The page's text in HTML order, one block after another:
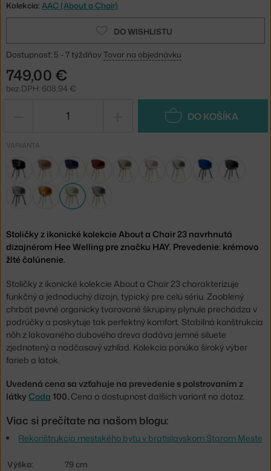
Kolekcia: AAC (About a Chair)
DO WISHLISTU
Dostupnosť: 5 - 7 týždňov Tovar na objednávku
749,00 €
bez DPH: 608,94 €
DO KOŠÍKA
VARIANTA
Stoličky z ikonické kolekcie About a Chair 23 navrhnutá
dizajnérom Hee Welling pre značku HAY. Prevedenie: krémovo
žlté čalúnenie.
Stoličky z ikonické kolekcie About a Chair 23 charakterizuje
funkčný a jednoduchý dizajn, typický pre celú sériu. Zaoblený
chrbát pevné organicky tvarované škrupiny plynule prechádza v
podrúčky a poskytuje tak perfektný komfort. Stabilná konštrukcia
nôh z lakovaného dubového dreva dodáva jemné siluete
zjednotený a nadčasový vzhľad. Kolekcia ponúka široký výber
farieb a látok.
Uvedená cena sa vzťahuje na prevedenie s polstrovaním z
látky Coda 100. Cena a dostupnost dalších variant na dotaz.
Viac si prečítate na našom blogu:
Rekonštrukcia mestského bytu v bratislavskom Starom Meste
Výška:
79 cm